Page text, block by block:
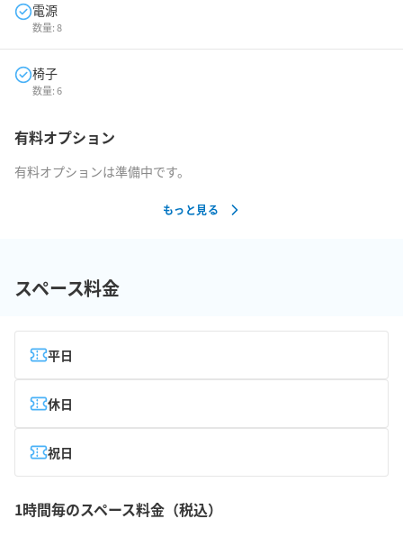
電源
数量:8
椅子
数量:6
有料オプション
有料オプションは準備中です。
もっと見る
スペース料金
平日
休日
祝日
1時間毎のスペース料金（税込）